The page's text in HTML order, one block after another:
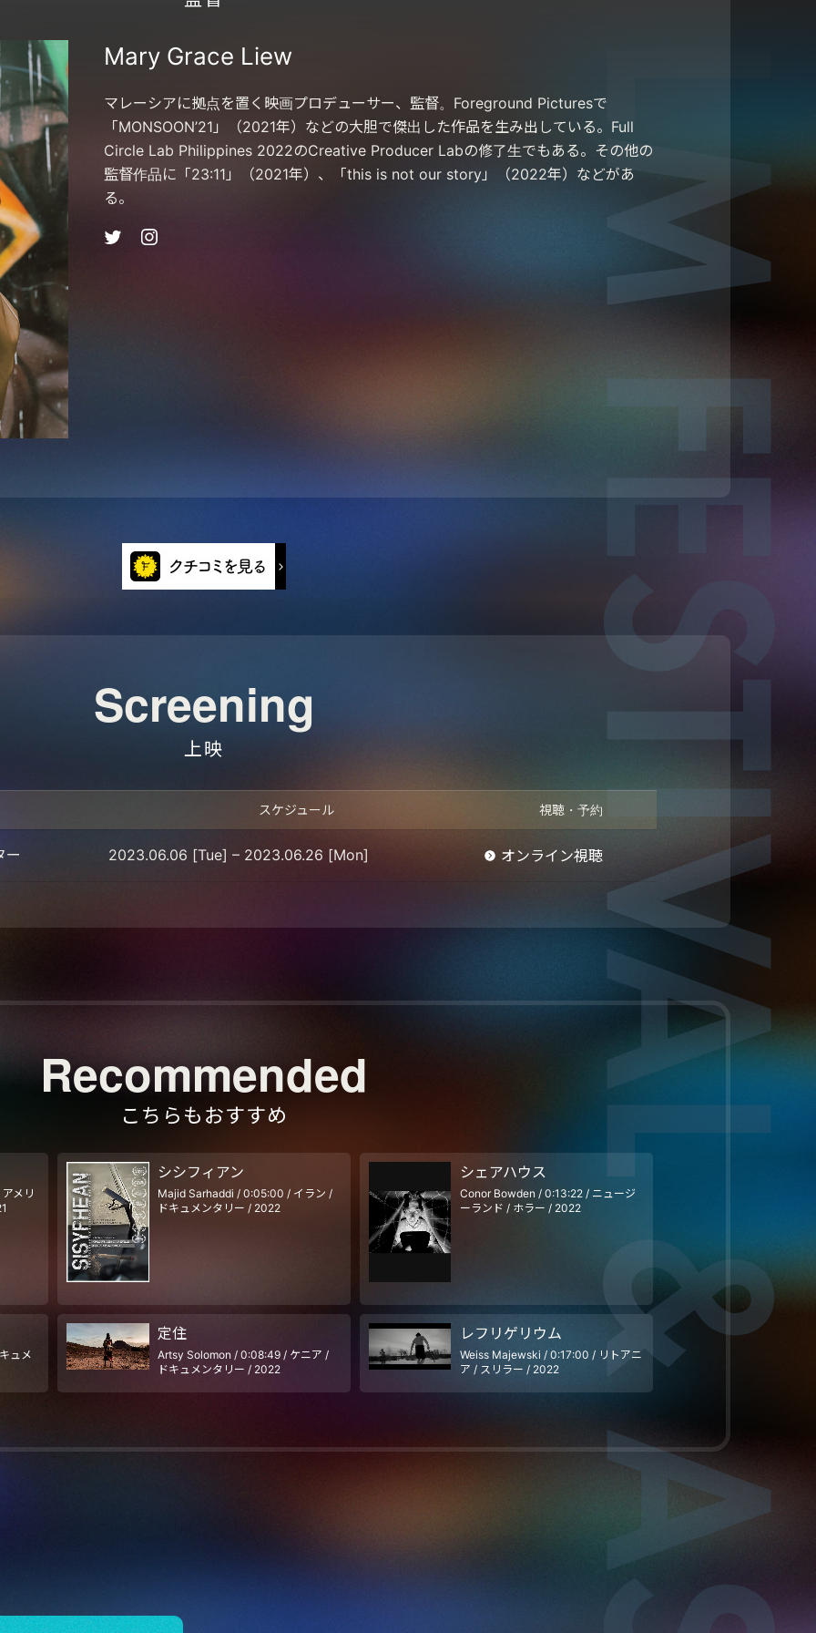
Mary Grace Liew
マレーシアに拠点を置く映画プロデューサー、監督。Foreground Picturesで
「MONSOON’21」（2021年）などの大胆で傑出した作品を生み出している。Full
Circle Lab Philippines 2022のCreative Producer Labの修了生でもある。その他の
監督作品に「23:11」（2021年）、「this is not our story」（2022年）などがあ
る。
Screening
上映
スケジュール 視聴・予約
ー 2023.06.06 [Tue] – 2023.06.26 [Mon] オンライン視聴
Recommended
こちらもおすすめ
メリ
シシフィアン
Majid Sarhaddi / 0:05:00 / イラン /
ドキュメンタリー / 2022
シェアハウス
Conor Bowden / 0:13:22 / ニュージ
ーランド / ホラー / 2022
ュメ
定住
Artsy Solomon / 0:08:49 / ケニア /
ドキュメンタリー / 2022
レフリゲリウム
Weiss Majewski / 0:17:00 / リトアニ
ア / スリラー / 2022